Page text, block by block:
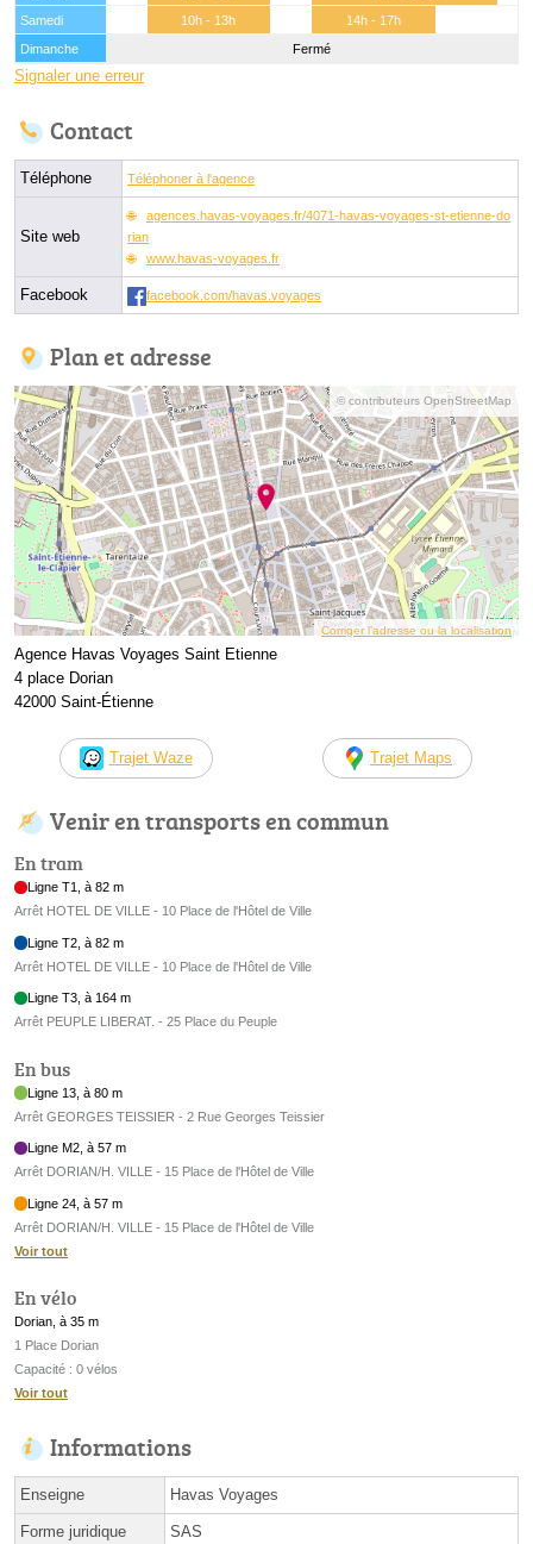
Samedi
10h - 13h
14h - 17h
Dimanche
Fermé
Signaler une erreur
Contact
Téléphone Téléphoner à l'agence
Site web
agences.havas-voyages.fr/4071-havas-voyages-st-etienne-do
rian
www.havas-voyages.fr
Facebook facebook.com/havas.voyages
Plan et adresse
© contributeurs OpenStreetMap
Corriger l’adresse ou la localisation
Agence Havas Voyages Saint Etienne
4 place Dorian
42000 Saint-Étienne
Trajet Waze Trajet Maps
Venir en transports en commun
En tram
Ligne T1, à 82 m
Arrêt HOTEL DE VILLE - 10 Place de l'Hôtel de Ville
Ligne T2, à 82 m
Arrêt HOTEL DE VILLE - 10 Place de l'Hôtel de Ville
Ligne T3, à 164 m
Arrêt PEUPLE LIBERAT. - 25 Place du Peuple
En bus
Ligne 13, à 80 m
Arrêt GEORGES TEISSIER - 2 Rue Georges Teissier
Ligne M2, à 57 m
Arrêt DORIAN/H. VILLE - 15 Place de l'Hôtel de Ville
Ligne 24, à 57 m
Arrêt DORIAN/H. VILLE - 15 Place de l'Hôtel de Ville
Voir tout
En vélo
Dorian, à 35 m
1 Place Dorian
Capacité : 0 vélos
Voir tout
Informations
Enseigne Havas Voyages
Forme juridique SAS